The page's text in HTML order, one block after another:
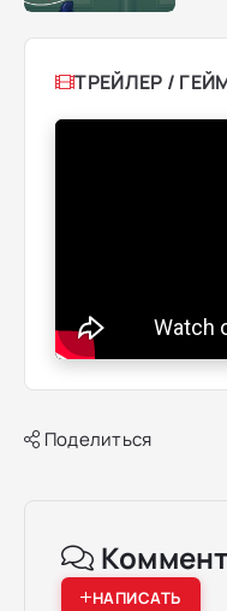
ТРЕЙЛЕР /
Поделиться
НАПИСАТЬ